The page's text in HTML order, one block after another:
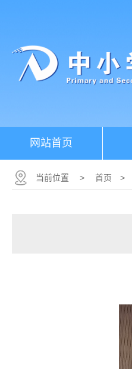
网站首页
当前位置 > 首页 >